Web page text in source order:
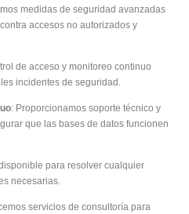
medidas de seguridad avanzadas
accesos no autorizados y
de acceso y monitoreo continuo
incidentes de seguridad.
: Proporcionamos soporte técnico y
que las bases de datos funcionen
para resolver cualquier
necesarias.
servicios de consultoría para